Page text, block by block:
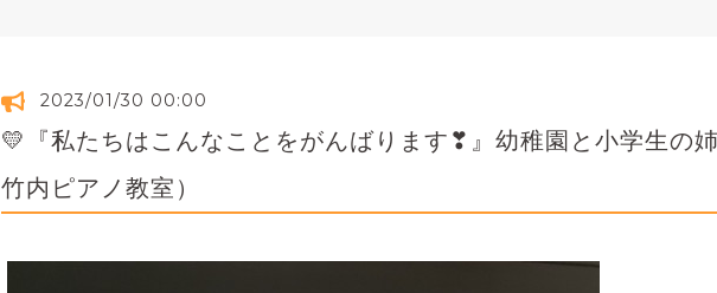
2023/01/30 00:00
💛『私たちはこんなことをがんばります❣』幼稚園と小学生の姉
竹内ピアノ教室）